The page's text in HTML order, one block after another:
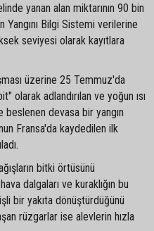
yanan alan miktarının 90 bin
Yangını Bilgi Sistemi verilerine
seviyesi olarak kayıtlara
üzerine 25 Temmuz'da
olarak adlandırılan ve yoğun ısı
devasa bir yangın
Fransa'da kaydedilen ilk
bitki örtüsünü
dalgaları ve kuraklığın bu
bir yakıta dönüştürdüğünü
rüzgarlar ise alevlerin hızla